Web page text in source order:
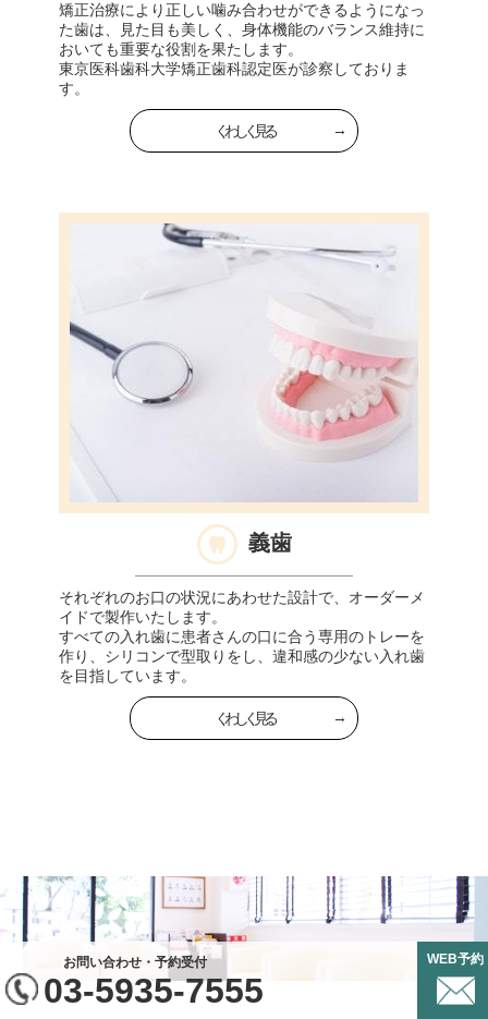
お問い合わせ・予約受付
03-5935-7555
WEB予約
矯正治療により正しい噛み合わせができるようになっ
た歯は、見た目も美しく、身体機能のバランス維持に
おいても重要な役割を果たします。
東京医科歯科大学矯正歯科認定医が診察しておりま
す。
くわしく見る
義歯
それぞれのお口の状況にあわせた設計で、オーダーメ
イドで製作いたします。
すべての入れ歯に患者さんの口に合う専用のトレーを
作り、シリコンで型取りをし、違和感の少ない入れ歯
を目指しています。
くわしく見る